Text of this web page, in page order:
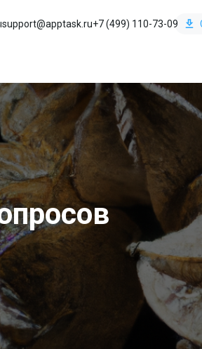
support@apptask.ru+7 (499) 110-73-09